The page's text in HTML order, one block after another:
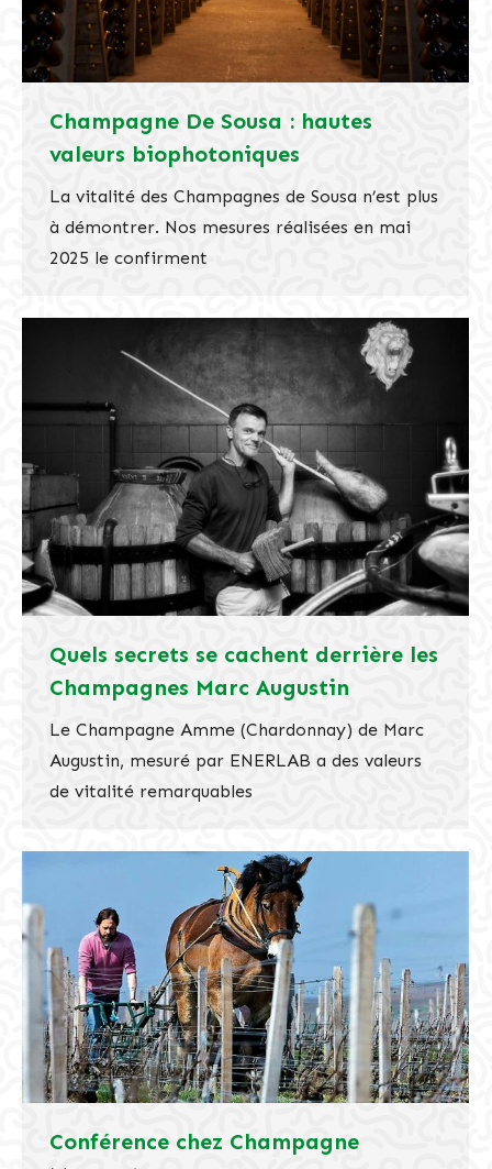
Champagne De Sousa : hautes
valeurs biophotoniques
La vitalité des Champagnes de Sousa n’est plus
à démontrer. Nos mesures réalisées en mai
2025 le confirment
Quels secrets se cachent derrière les
Champagnes Marc Augustin
Le Champagne Amme (Chardonnay) de Marc
Augustin, mesuré par ENERLAB a des valeurs
de vitalité remarquables
Conférence chez Champagne